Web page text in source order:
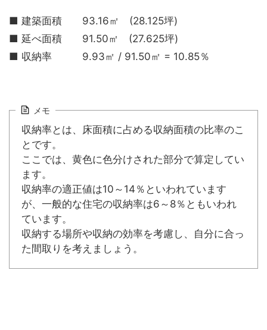
■ 建築面積 93.16㎡ (28.125坪)
■ 延べ面積 91.50㎡ (27.625坪)
■ 収納率 9.93㎡ / 91.50㎡ = 10.85％
メモ
収納率とは、床面積に占める収納面積の比率のこ
とです。
ここでは、黄色に色分けされた部分で算定してい
ます。
収納率の適正値は10～14％といわれています
が、一般的な住宅の収納率は6～8％ともいわれ
ています。
収納する場所や収納の効率を考慮し、自分に合っ
た間取りを考えましょう。